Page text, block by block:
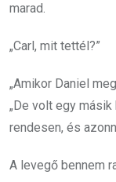
marad.
„Carl, mit tettél?”
„Amikor Daniel
„De volt egy
rendesen, és
A levegő bennem